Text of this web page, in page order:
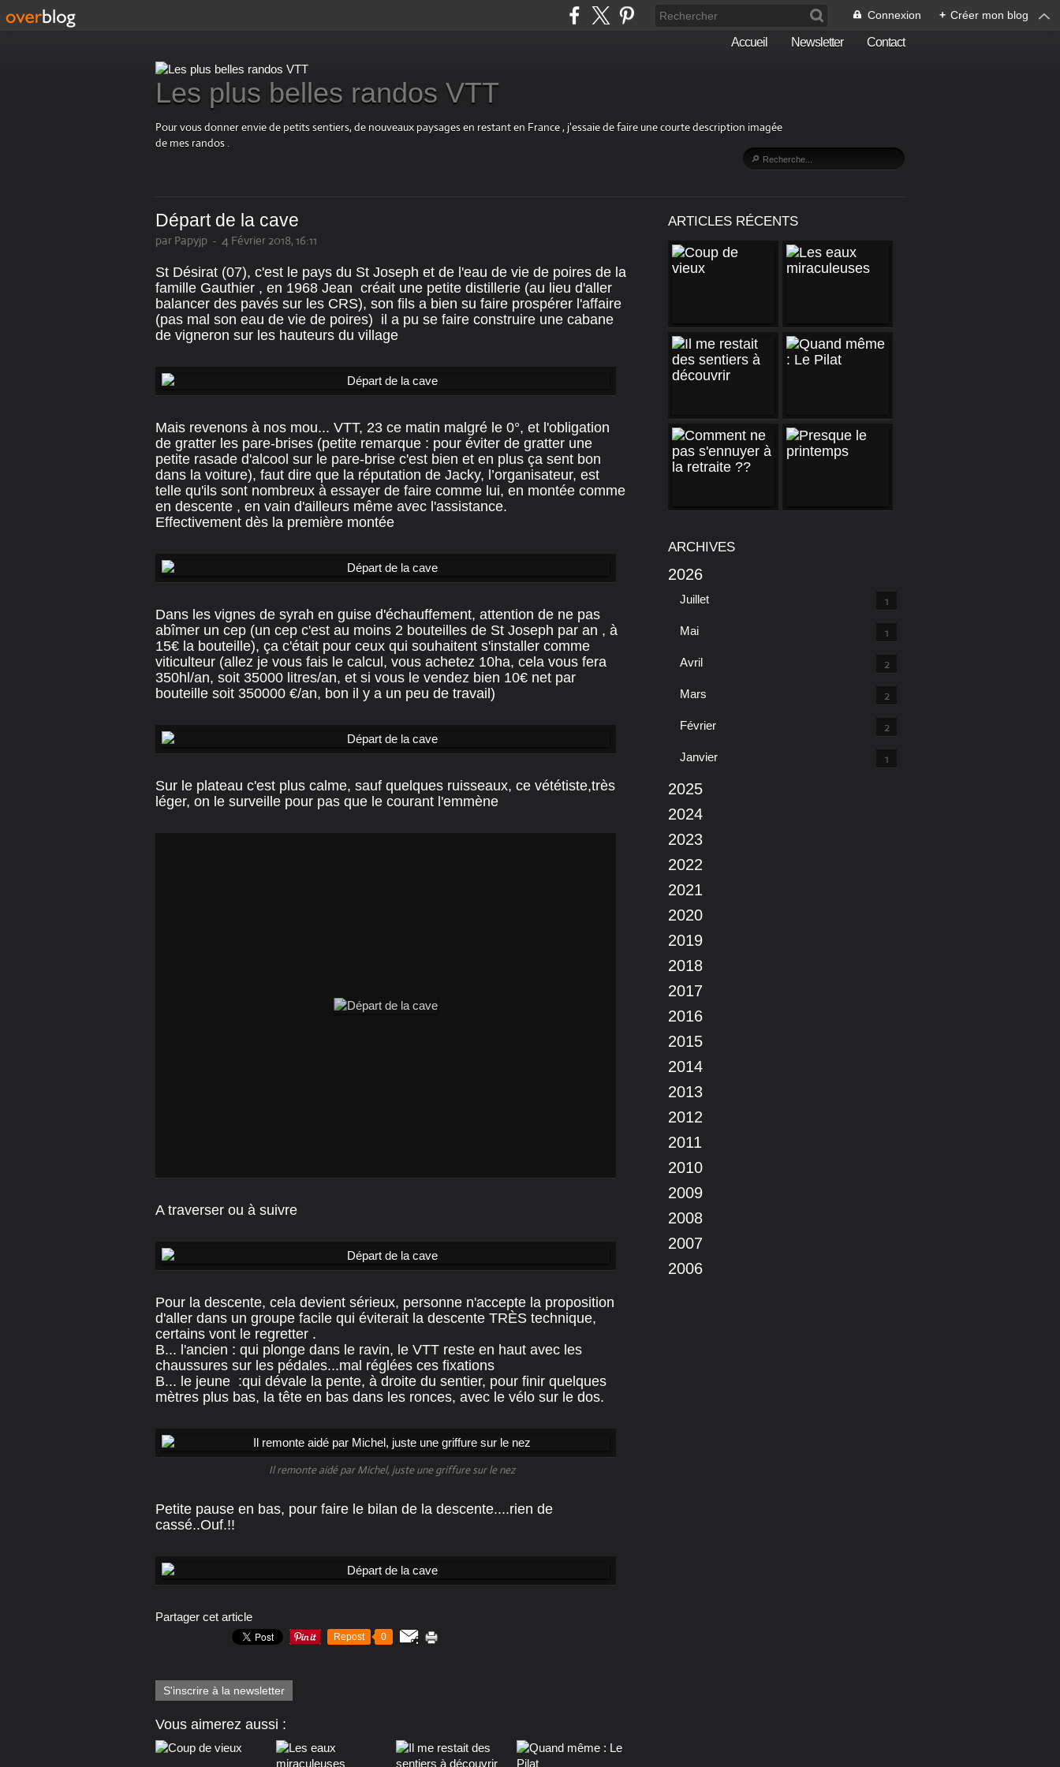
Connexion + Créer mon blog
Accueil Newsletter Contact
Les plus belles randos VTT
Pour vous donner envie de petits sentiers, de nouveaux paysages en restant en France , j'essaie de faire une courte description imagée
de mes randos .
Départ de la cave
par Papyjp - 4 Février 2018, 16:11
St Désirat (07), c'est le pays du St Joseph et de l'eau de vie de poires de la
famille Gauthier , en 1968 Jean créait une petite distillerie (au lieu d'aller
balancer des pavés sur les CRS), son fils a bien su faire prospérer l'affaire
(pas mal son eau de vie de poires) il a pu se faire construire une cabane
de vigneron sur les hauteurs du village
Mais revenons à nos mou... VTT, 23 ce matin malgré le 0°, et l'obligation
de gratter les pare-brises (petite remarque : pour éviter de gratter une
petite rasade d'alcool sur le pare-brise c'est bien et en plus ça sent bon
dans la voiture), faut dire que la réputation de Jacky, l’organisateur, est
telle qu'ils sont nombreux à essayer de faire comme lui, en montée comme
en descente , en vain d'ailleurs même avec l'assistance.
Effectivement dès la première montée
Dans les vignes de syrah en guise d'échauffement, attention de ne pas
abîmer un cep (un cep c'est au moins 2 bouteilles de St Joseph par an , à
15€ la bouteille), ça c'était pour ceux qui souhaitent s'installer comme
viticulteur (allez je vous fais le calcul, vous achetez 10ha, cela vous fera
350hl/an, soit 35000 litres/an, et si vous le vendez bien 10€ net par
bouteille soit 350000 €/an, bon il y a un peu de travail)
Sur le plateau c'est plus calme, sauf quelques ruisseaux, ce vététiste,très
léger, on le surveille pour pas que le courant l'emmène
A traverser ou à suivre
Pour la descente, cela devient sérieux, personne n'accepte la proposition
d'aller dans un groupe facile qui éviterait la descente TRÈS technique,
certains vont le regretter .
B... l'ancien : qui plonge dans le ravin, le VTT reste en haut avec les
chaussures sur les pédales...mal réglées ces fixations
B... le jeune :qui dévale la pente, à droite du sentier, pour finir quelques
mètres plus bas, la tête en bas dans les ronces, avec le vélo sur le dos.
Il remonte aidé par Michel, juste une griffure sur le nez
Petite pause en bas, pour faire le bilan de la descente....rien de
cassé..Ouf.!!
Partager cet article
Repost 0
S'inscrire à la newsletter
Vous aimerez aussi :
ARTICLES RÉCENTS
ARCHIVES
2026
Juillet 1
Mai 1
Avril 2
Mars 2
Février 2
Janvier 1
2025
2024
2023
2022
2021
2020
2019
2018
2017
2016
2015
2014
2013
2012
2011
2010
2009
2008
2007
2006